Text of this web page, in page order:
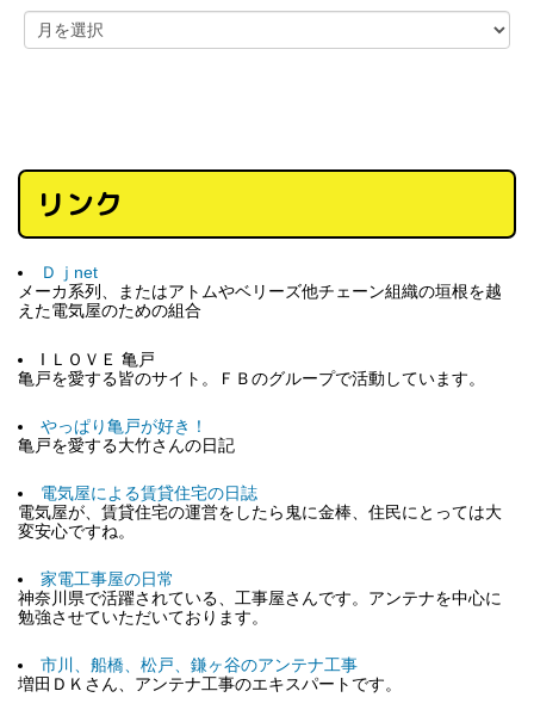
リンク
Ｄｊnet
メーカ系列、またはアトムやベリーズ他チェーン組織の垣根を越
えた電気屋のための組合
I ＬＯＶＥ 亀戸
亀戸を愛する皆のサイト。ＦＢのグループで活動しています。
やっぱり亀戸が好き！
亀戸を愛する大竹さんの日記
電気屋による賃貸住宅の日誌
電気屋が、賃貸住宅の運営をしたら鬼に金棒、住民にとっては大
変安心ですね。
家電工事屋の日常
神奈川県で活躍されている、工事屋さんです。アンテナを中心に
勉強させていただいております。
市川、船橋、松戸、鎌ヶ谷のアンテナ工事
増田ＤＫさん、アンテナ工事のエキスパートです。